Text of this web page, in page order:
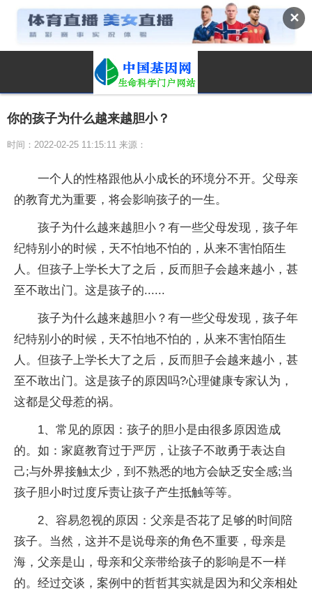
✕
你的孩子为什么越来越胆小？
时间：2022-02-25 11:15:11 来源：
一个人的性格跟他从小成长的环境分不开。父母亲
的教育尤为重要，将会影响孩子的一生。
孩子为什么越来越胆小？有一些父母发现，孩子年
纪特别小的时候，天不怕地不怕的，从来不害怕陌生
人。但孩子上学长大了之后，反而胆子会越来越小，甚
至不敢出门。这是孩子的......
孩子为什么越来越胆小？有一些父母发现，孩子年
纪特别小的时候，天不怕地不怕的，从来不害怕陌生
人。但孩子上学长大了之后，反而胆子会越来越小，甚
至不敢出门。这是孩子的原因吗?心理健康专家认为，
这都是父母惹的祸。
1、常见的原因：孩子的胆小是由很多原因造成
的。如：家庭教育过于严厉，让孩子不敢勇于表达自
己;与外界接触太少，到不熟悉的地方会缺乏安全感;当
孩子胆小时过度斥责让孩子产生抵触等等。
2、容易忽视的原因：父亲是否花了足够的时间陪
孩子。当然，这并不是说母亲的角色不重要，母亲是
海，父亲是山，母亲和父亲带给孩子的影响是不一样
的。经过交谈，案例中的哲哲其实就是因为和父亲相处